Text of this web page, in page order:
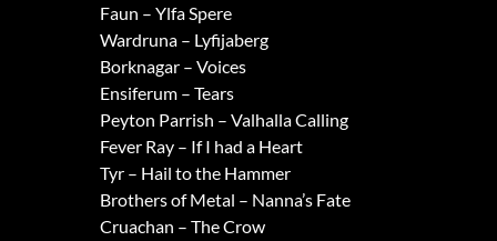
Faun – Ylfa Spere
Wardruna – Lyfijaberg
Borknagar – Voices
Ensiferum – Tears
Peyton Parrish – Valhalla Calling
Fever Ray – If I had a Heart
Tyr – Hail to the Hammer
Brothers of Metal – Nanna’s Fate
Cruachan – The Crow